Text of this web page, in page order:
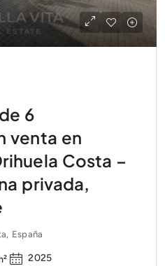
6
venta en
Costa –
privada,
España
2025